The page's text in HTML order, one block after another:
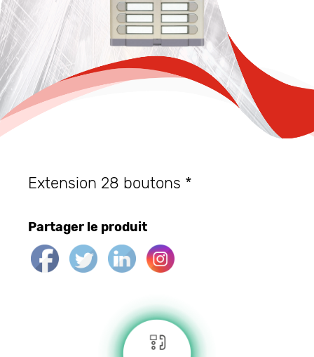
Extension 28 boutons *
Partager le produit